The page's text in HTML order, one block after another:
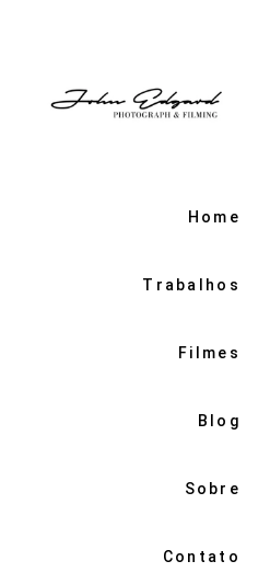
Home
Trabalhos
Filmes
Blog
Sobre
Contato